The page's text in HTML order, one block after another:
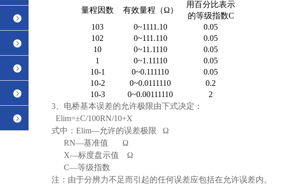
量程因数
有效量程（Ω）
用百分比表示
的等级指数C
103
0~1111.10
0.05
102
0~111.110
0.05
10
0~11.1110
0.05
1
0~1.11110
0.05
10-1
0~0.111110
0.05
10-2
0~0.0111110
0.2
10-3
0~0.00111110
2
3、电桥基本误差的允许极限由下式决定：
Elim=±C/100RN/10+X
式中：Elim—允许的误差极限 Ω
RN—基准值 Ω
X—标度盘示值 Ω
C—等级指数
注：由于分辨力不足而引起的任何误差应包括在允许误差内。